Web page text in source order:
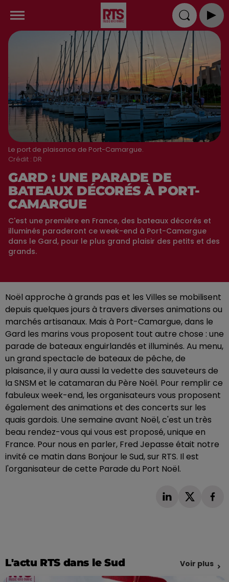
Le port de plaisance de Port-Camargue.
Crédit : DR
GARD : UNE PARADE DE
BATEAUX DÉCORÉS À PORT-
CAMARGUE
C'est une première en France, des bateaux décorés et
illuminés paraderont ce week-end à Port-Camargue
dans le Gard, pour le plus grand plaisir des petits et des
grands.
Noël approche à grands pas et les Villes se mobilisent
depuis quelques jours à travers diverses animations ou
marchés artisanaux. Mais à Port-Camargue, dans le
Gard les marins vous proposent tout autre chose : une
parade de bateaux enguirlandés et illuminés. Au menu,
un grand spectacle de bateaux de pêche, de
plaisance, il y aura aussi la vedette des sauveteurs de
la SNSM et le catamaran du Père Noël. Pour remplir ce
fabuleux week-end, les organisateurs vous proposent
également des animations et des concerts sur les
quais gardois. Une semaine avant Noël, c'est un très
beau rendez-vous qui vous est proposé, unique en
France. Pour nous en parler, Fred Jepasse était notre
invité ce matin dans Bonjour le Sud, sur RTS. Il est
l'organisateur de cette Parade du Port Noël.
L'actu RTS dans le Sud Voir plus